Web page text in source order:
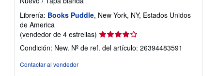
Librería: Books Puddle, New York, NY, Estados Unidos
de America
(vendedor de 4 estrellas) Calificación
del
vendedor:
Condición: New. Nº de ref. del artículo: 26394483591
Contactar al vendedor